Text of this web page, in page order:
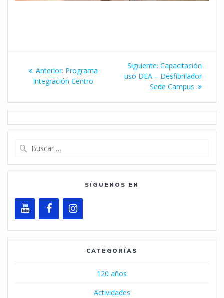
entradas
Anterior: Entrada
anterior:
Programa
Integración Centro
Siguiente: Siguiente
entrada:
Capacitación
uso DEA – Desfibrilador
Sede Campus
SÍGUENOS EN
CATEGORÍAS
120 años
Actividades